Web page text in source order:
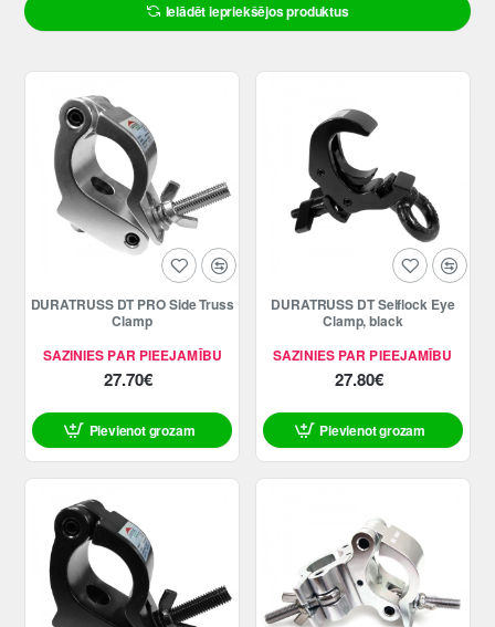
Ielādēt iepriekšējos produktus
SAZINIES PAR PIEEJAMĪBU
DURATRUSS DT PRO Side Truss
Clamp
27.70€
Pievienot grozam
SAZINIES PAR PIEEJAMĪBU
DURATRUSS DT Selflock Eye
Clamp, black
27.80€
Pievienot grozam